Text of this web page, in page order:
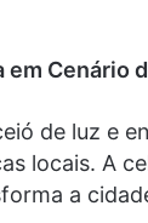
Cenário
de luz e
locais. A
a